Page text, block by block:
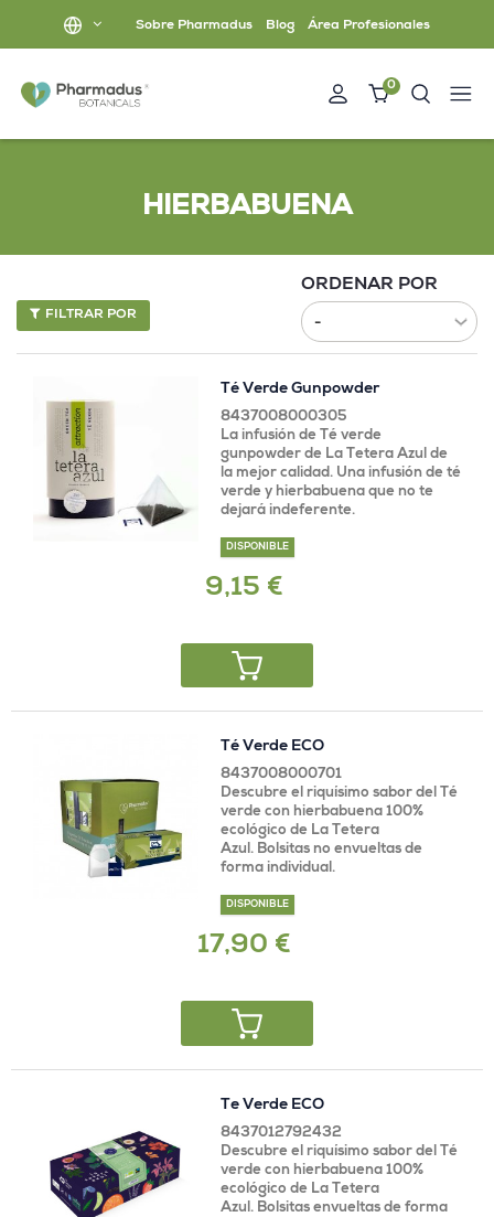
Sobre Pharmadus Blog Área Profesionales
0
HIERBABUENA
ORDENAR POR
FILTRAR POR
Té Verde Gunpowder
8437008000305
La infusión de Té verde
gunpowder de La Tetera Azul de
la mejor calidad. Una infusión de té
verde y hierbabuena que no te
dejará indeferente.
DISPONIBLE
9,15 €
Té Verde ECO
8437008000701
Descubre el riquísimo sabor del Té
verde con hierbabuena 100%
ecológico de La Tetera
Azul. Bolsitas no envueltas de
forma individual.
DISPONIBLE
17,90 €
Te Verde ECO
8437012792432
Descubre el riquísimo sabor del Té
verde con hierbabuena 100%
ecológico de La Tetera
Azul. Bolsitas envueltas de forma